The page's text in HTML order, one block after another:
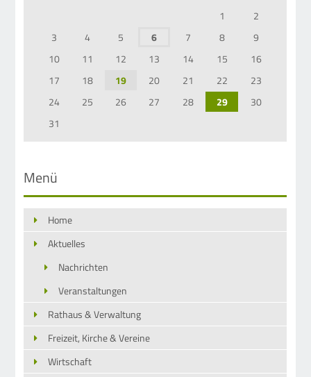
1
2
3
4 5 6 7 8
9
10
11 12 13 14 15
16
17
18 19 20 21 22
23
24
25 26 27 28 29
30
31
Menü
Home
Aktuelles
Nachrichten
Veranstaltungen
Rathaus & Verwaltung
Freizeit, Kirche & Vereine
Wirtschaft